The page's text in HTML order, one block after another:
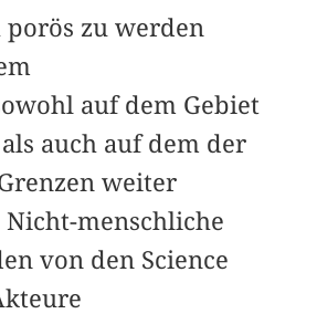
porös zu werden
auf dem Gebiet
auch auf dem der
weiter
Nicht-menschliche
von den Science